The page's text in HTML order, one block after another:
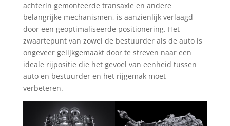
achterin gemonteerde transaxle en andere
belangrijke mechanismen, is aanzienlijk verlaagd
door een geoptimaliseerde positionering. Het
zwaartepunt van zowel de bestuurder als de auto is
ongeveer gelijkgemaakt door te streven naar een
ideale rijpositie die het gevoel van eenheid tussen
auto en bestuurder en het rijgemak moet
verbeteren.